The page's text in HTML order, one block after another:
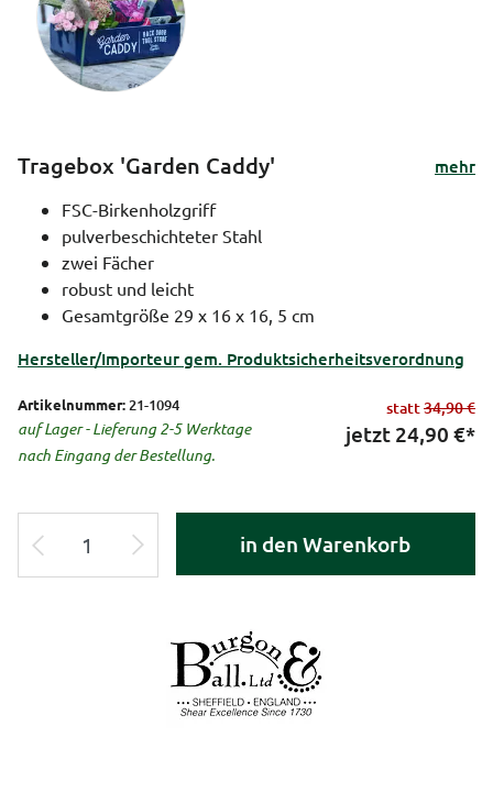
Tragebox 'Garden Caddy'
mehr
FSC-Birkenholzgriff
pulverbeschichteter Stahl
zwei Fächer
robust und leicht
Gesamtgröße 29 x 16 x 16, 5 cm
Hersteller/Importeur gem. Produktsicherheitsverordnung
Artikelnummer: 21-1094
auf Lager - Lieferung 2-5 Werktage
nach Eingang der Bestellung.
statt34,90 €
jetzt 24,90 €*
in den Warenkorb